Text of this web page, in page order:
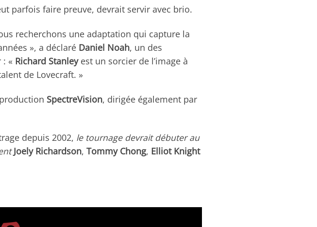
parfois faire preuve, devrait servir avec brio.
recherchons une adaptation qui capture la
», a déclaré Daniel Noah, un des
« Richard Stanleyest un sorcier de l’image à
de Lovecraft. »
SpectreVision, dirigée également par
depuis 2002, le tournage devrait débuter au
Joely Richardson, Tommy Chong, Elliot Knight